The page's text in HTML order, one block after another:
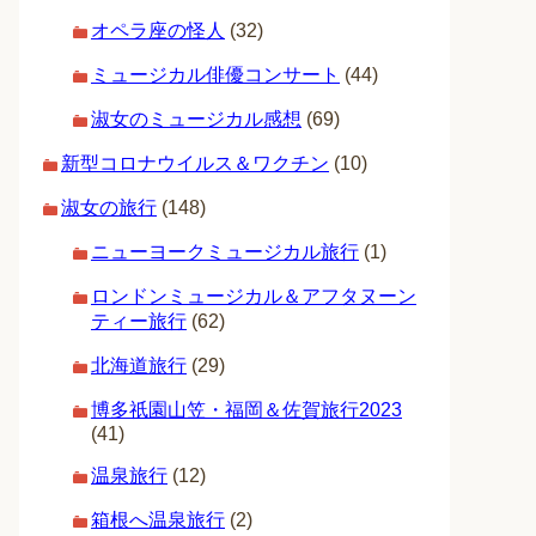
オペラ座の怪人 (32)
ミュージカル俳優コンサート (44)
淑女のミュージカル感想 (69)
新型コロナウイルス＆ワクチン (10)
淑女の旅行 (148)
ニューヨークミュージカル旅行 (1)
ロンドンミュージカル＆アフタヌーン
ティー旅行 (62)
北海道旅行 (29)
博多祇園山笠・福岡＆佐賀旅行2023
(41)
温泉旅行 (12)
箱根へ温泉旅行 (2)